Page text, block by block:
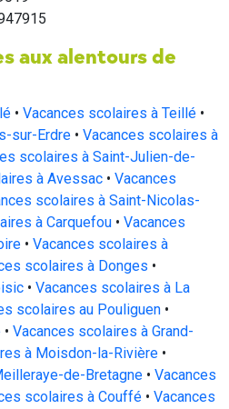
aux alentours de
• Vacances scolaires à Teillé •
sur-Erdre • Vacances scolaires à
scolaires à Saint-Julien-de-
à Avessac • Vacances
scolaires à Saint-Nicolas-
à Carquefou • Vacances
• Vacances scolaires à
scolaires à Donges •
• Vacances scolaires à La
scolaires au Pouliguen •
• Vacances scolaires à Grand-
à Moisdon-la-Rivière •
de-Bretagne • Vacances
scolaires à Couffé • Vacances